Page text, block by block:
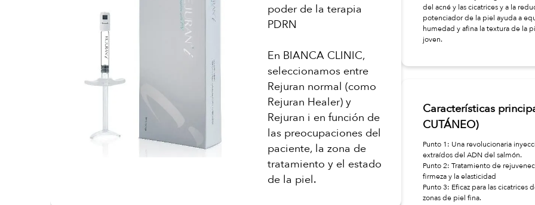
poder de la terapia
PDRN
En BIANCA CLINIC,
seleccionamos entre
Rejuran normal (como
Rejuran Healer) y
Rejuran i en función de
las preocupaciones del
paciente, la zona de
tratamiento y el estado
de la piel.
del acné y las cicatrices y a la
potenciador de la piel ayuda a
humedad y afina la textura de la
joven.
Características
CUTÁNEO)
Punto 1: Una revolucionaria
extraídos del ADN del salmón.
Punto 2: Tratamiento de
firmeza y la elasticidad
Punto 3: Eficaz para las cicatrices
zonas de piel fina.